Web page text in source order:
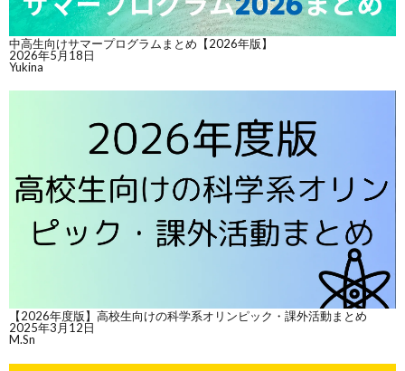
中高生向けサマープログラムまとめ【2026年版】
2026年5月18日
Yukina
【2026年度版】高校生向けの科学系オリンピック・課外活動まとめ
2025年3月12日
M.Sn